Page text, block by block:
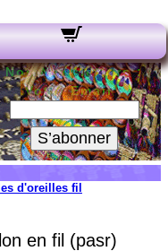
Nos Newsletters :
Votre Email :
S’abonner
d'oreilles fil
en fil (pasr)